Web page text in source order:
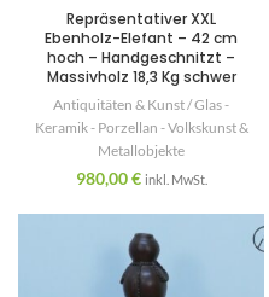
Repräsentativer XXL
Ebenholz-Elefant – 42 cm
hoch – Handgeschnitzt –
Massivholz 18,3 Kg schwer
Antiquitäten & Kunst / Glas -
Keramik - Porzellan - Volkskunst &
Metallobjekte
980,00€ inkl. MwSt.